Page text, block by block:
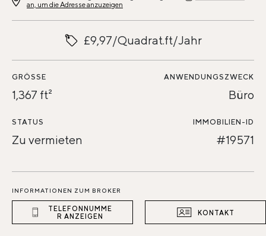
an, um die Adresse anzuzeigen
£9,97/Quadrat.ft/Jahr
GRÖSSE
1,367 ft²
ANWENDUNGSZWECK
Büro
STATUS
Zu vermieten
IMMOBILIEN-ID
#19571
INFORMATIONEN ZUM BROKER
TELEFONNUMME
R ANZEIGEN
KONTAKT